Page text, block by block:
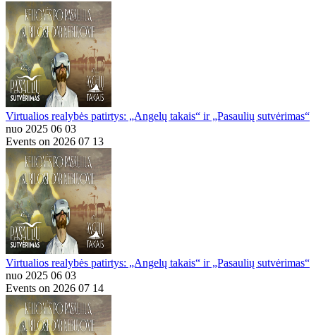
Virtualios realybės patirtys: „Angelų takais“ ir „Pasaulių sutvėrimas“
nuo 2025 06 03
Events on 2026 07 13
Virtualios realybės patirtys: „Angelų takais“ ir „Pasaulių sutvėrimas“
nuo 2025 06 03
Events on 2026 07 14